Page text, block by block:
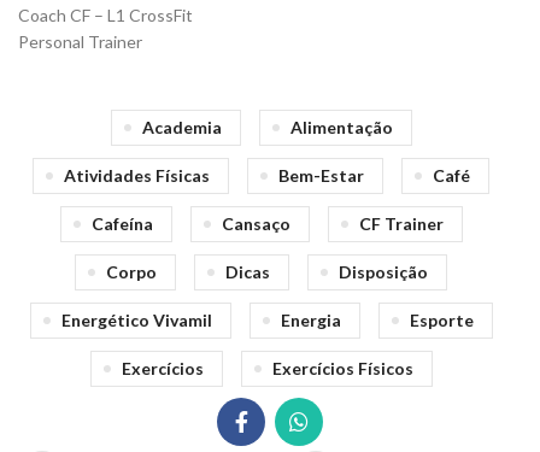
Coach CF – L1 CrossFit
Personal Trainer
Academia Alimentação
Atividades Físicas Bem-Estar Café
Cafeína Cansaço CF Trainer
Corpo Dicas Disposição
Energético Vivamil Energia Esporte
Exercícios Exercícios Físicos